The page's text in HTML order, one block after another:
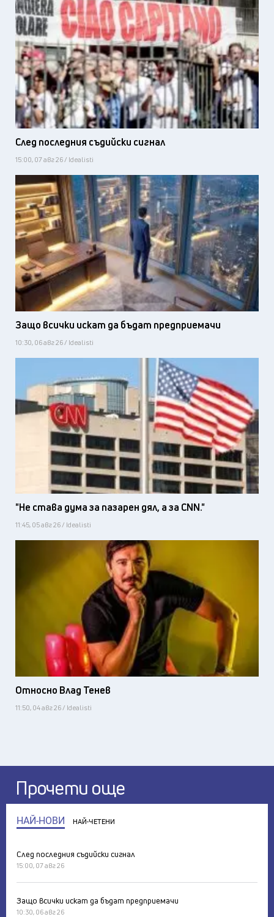
След последния съдийски сигнал
15:00, 07 авг 26 / Idealisti
Защо всички искат да бъдат предприемачи
10:30, 06 авг 26 / Idealisti
"Не става дума за пазарен дял, а за CNN."
11:45, 05 авг 26 / Idealisti
Относно Влад Тенев
11:50, 04 авг 26 / Idealisti
Прочети още
НАЙ-НОВИ НАЙ-ЧЕТЕНИ
След последния съдийски сигнал
15:00, 07 авг 26
Защо всички искат да бъдат предприемачи
10:30, 06 авг 26